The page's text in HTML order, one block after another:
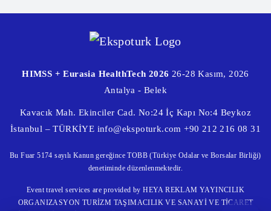
HIMSS + Eurasia HealthTech 2026 26-28 Kasım, 2026
Antalya - Belek
Kavacık Mah. Ekinciler Cad. No:24 İç Kapı No:4 Beykoz
İstanbul – TÜRKİYE info@ekspoturk.com +90 212 216 08 31
Bu Fuar 5174 sayılı Kanun gereğince TOBB (Türkiye Odalar ve Borsalar Birliği)
denetiminde düzenlenmektedir.
Event travel services are provided by HEYA REKLAM YAYINCILIK
ORGANIZASYON TURİZM TAŞIMACILIK VE SANAYİ VE TİCARET